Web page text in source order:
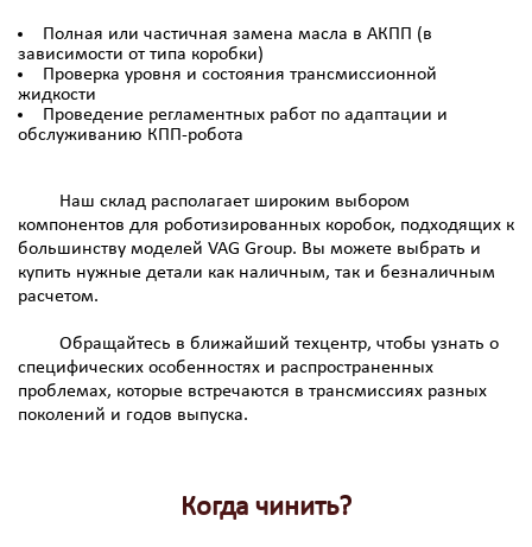
Полная или частичная замена масла в АКПП (в
зависимости от типа коробки)
Проверка уровня и состояния трансмиссионной
жидкости
Проведение регламентных работ по адаптации и
обслуживанию КПП-робота
Наш склад располагает широким выбором
компонентов для роботизированных коробок, подходящих к
большинству моделей VAG Group. Вы можете выбрать и
купить нужные детали как наличным, так и безналичным
расчетом.
Обращайтесь в ближайший техцентр, чтобы узнать о
специфических особенностях и распространенных
проблемах, которые встречаются в трансмиссиях разных
поколений и годов выпуска.
Когда чинить?